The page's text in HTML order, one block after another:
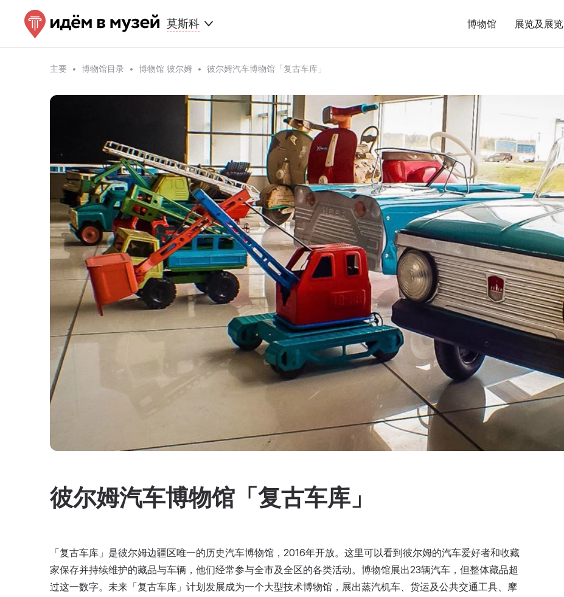
莫斯科 博物馆 展览及展览
主要 博物馆目录 博物馆 彼尔姆 彼尔姆汽车博物馆「复古车库」
彼尔姆汽车博物馆「复古车库」
「复古车库」是彼尔姆边疆区唯一的历史汽车博物馆，2016年开放。这里可以看到彼尔姆的汽车爱好者和收藏
家保存并持续维护的藏品与车辆，他们经常参与全市及全区的各类活动。博物馆展出23辆汽车，但整体藏品超
过这一数字。未来「复古车库」计划发展成为一个大型技术博物馆，展出蒸汽机车、货运及公共交通工具、摩